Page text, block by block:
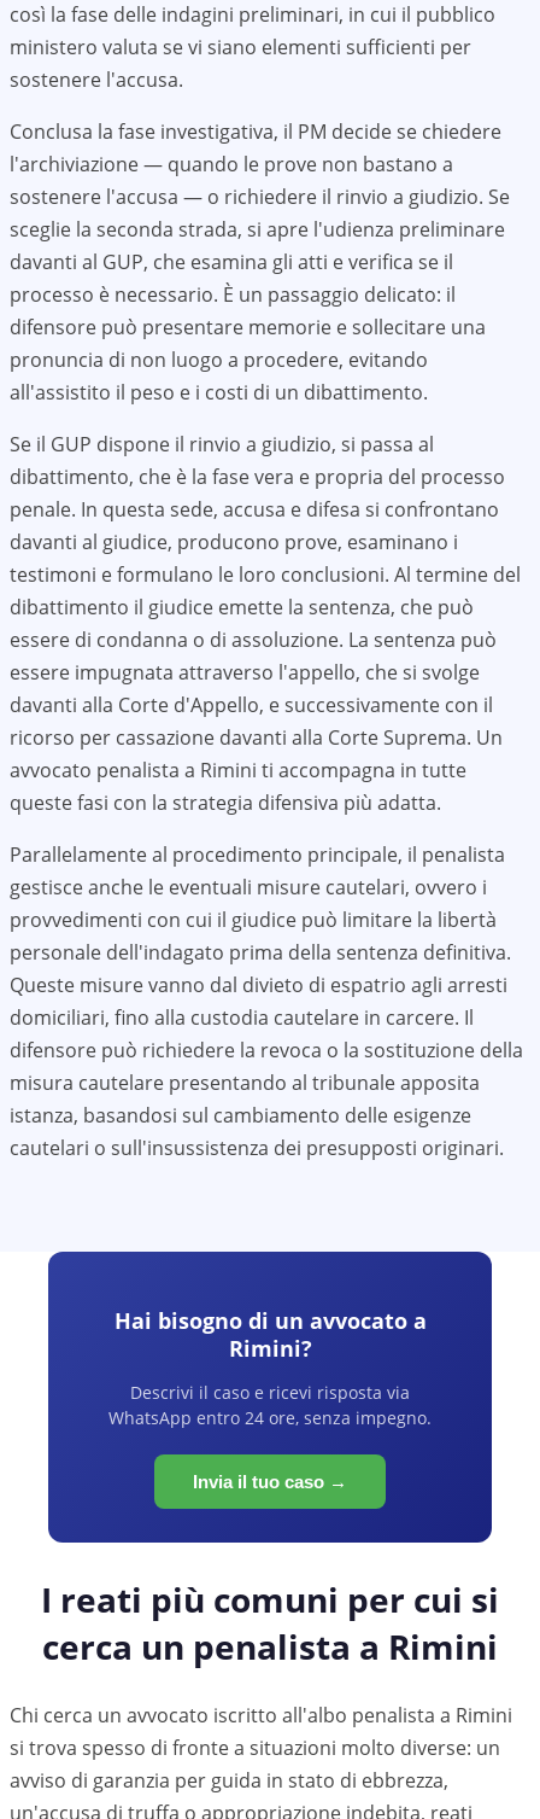
così la fase delle indagini preliminari, in cui il pubblico
ministero valuta se vi siano elementi sufficienti per
sostenere l'accusa.
Conclusa la fase investigativa, il PM decide se chiedere
l'archiviazione — quando le prove non bastano a
sostenere l'accusa — o richiedere il rinvio a giudizio. Se
sceglie la seconda strada, si apre l'udienza preliminare
davanti al GUP, che esamina gli atti e verifica se il
processo è necessario. È un passaggio delicato: il
difensore può presentare memorie e sollecitare una
pronuncia di non luogo a procedere, evitando
all'assistito il peso e i costi di un dibattimento.
Se il GUP dispone il rinvio a giudizio, si passa al
dibattimento, che è la fase vera e propria del processo
penale. In questa sede, accusa e difesa si confrontano
davanti al giudice, producono prove, esaminano i
testimoni e formulano le loro conclusioni. Al termine del
dibattimento il giudice emette la sentenza, che può
essere di condanna o di assoluzione. La sentenza può
essere impugnata attraverso l'appello, che si svolge
davanti alla Corte d'Appello, e successivamente con il
ricorso per cassazione davanti alla Corte Suprema. Un
avvocato penalista a Rimini ti accompagna in tutte
queste fasi con la strategia difensiva più adatta.
Parallelamente al procedimento principale, il penalista
gestisce anche le eventuali misure cautelari, ovvero i
provvedimenti con cui il giudice può limitare la libertà
personale dell'indagato prima della sentenza definitiva.
Queste misure vanno dal divieto di espatrio agli arresti
domiciliari, fino alla custodia cautelare in carcere. Il
difensore può richiedere la revoca o la sostituzione della
misura cautelare presentando al tribunale apposita
istanza, basandosi sul cambiamento delle esigenze
cautelari o sull'insussistenza dei presupposti originari.
Hai bisogno di un avvocato a
Rimini?
Descrivi il caso e ricevi risposta via
WhatsApp entro 24 ore, senza impegno.
Invia il tuo caso →
I reati più comuni per cui si
cerca un penalista a Rimini
Chi cerca un avvocato iscritto all'albo penalista a Rimini
si trova spesso di fronte a situazioni molto diverse: un
avviso di garanzia per guida in stato di ebbrezza,
un'accusa di truffa o appropriazione indebita, reati